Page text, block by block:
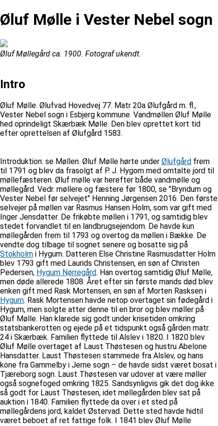
Øluf Mølle i Vester Nebel sogn
Øluf Møllegård ca. 1900. Fotograf ukendt.
Intro
Øluf Mølle. Ølufvad Hovedvej 77. Matr 20a Ølufgård m. fl.,
Vester Nebel sogn i Esbjerg kommune. Vandmøllen Øluf Mølle
hed oprindeligt Skærbæk Mølle. Den blev oprettet kort tid
efter oprettelsen af Ølufgård 1583.
Introduktion: se Møllen. Øluf Mølle hørte under Ølufgård frem
til 1791 og blev da frasolgt af P. J. Hygom med omtalte jord til
møllefæsteren. Øluf mølle var herefter både vandmølle og
møllegård. Vedr. møllere og fæstere før 1800, se "Bryndum og
Vester Nebel før selvejet" Henning Jørgensen 2016. Den første
selvejer på møllen var Rasmus Hansen Holm, som var gift med
Inger Jensdatter. De frikøbte møllen i 1791, og samtidig blev
stedet forvandlet til en landbrugsejendom. De havde kun
møllegården frem til 1793 og overtog da møllen i Bække. De
vendte dog tilbage til sognet senere og bosatte sig på
Stokholm i Hygum. Datteren Else Christine Rasmusdatter Holm
blev 1793 gift med Laurids Christensen, en søn af Christen
Pedersen, Hygum Nørregård. Han overtog samtidig Øluf Mølle,
men døde allerede 1808. Året efter sin første mands død blev
enken gift med Rask Mortensen, en søn af Morten Rasksen i
Hygum. Rask Mortensen havde netop overtaget sin fødegård i
Hygum, men solgte atter denne til en bror og blev møller på
Øluf Mølle. Han klarede sig godt under krisetiden omkring
statsbankerotten og ejede på et tidspunkt også gården matr.
24 i Skærbæk. Familien flyttede til Alslev i 1820. I 1820 blev
Øluf Mølle overtaget af Laust Thøstesen og hustru Abelone
Hansdatter. Laust Thøstesen stammede fra Alslev, og hans
kone fra Gammelby i Jerne sogn – de havde sidst været bosat i
Tjæreborg sogn. Laust Thøstesen var udover at være møller
også sognefoged omkring 1825. Sandsynligvis gik det dog ikke
så godt for Laust Thøstesen, idet møllegården blev sat på
auktion i 1840. Familien flyttede da over i et sted på
møllegårdens jord, kaldet Østervad. Dette sted havde hidtil
været beboet af ret fattige folk. I 1841 blev Øluf Mølle